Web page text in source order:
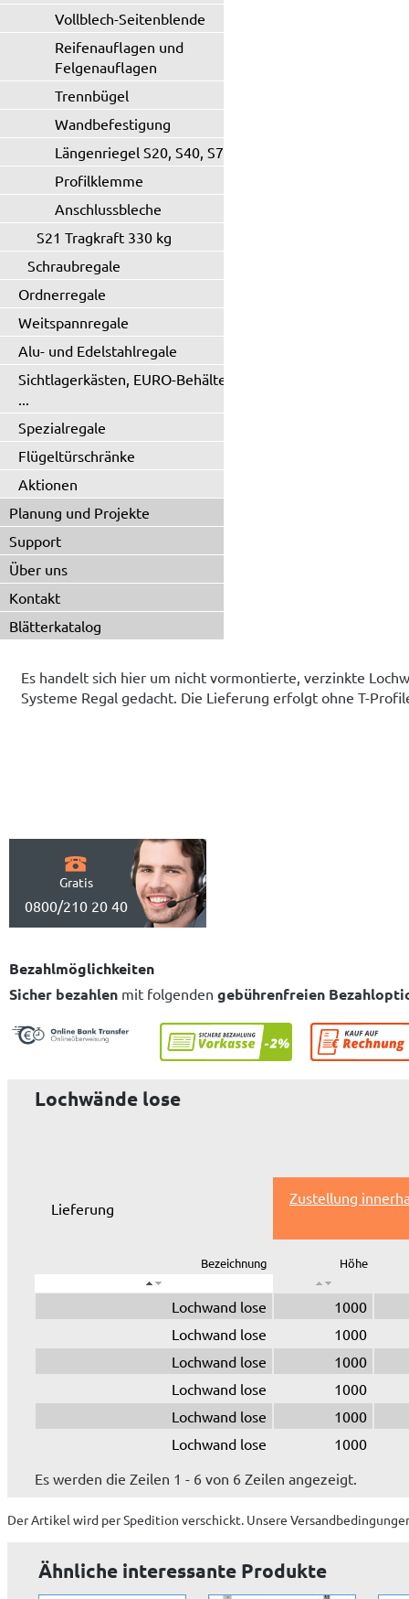
Vollblech-Seitenblende
Reifenauflagen und
Felgenauflagen
Trennbügel
Wandbefestigung
Längenriegel S20, S40, S71
Profilklemme
Anschlussbleche
S21 Tragkraft 330 kg
Schraubregale
Ordnerregale
Weitspannregale
Alu- und Edelstahlregale
Sichtlagerkästen, EURO-Behälter
...
Spezialregale
Flügeltürschränke
Aktionen
Planung und Projekte
Support
Über uns
Kontakt
Blätterkatalog
Es handelt sich hier um nicht vormontierte, verzinkte
Systeme Regal gedacht. Die Lieferung erfolgt ohne T-
Gratis
0800/210 20 40
Bezahlmöglichkeiten
Sicher bezahlen mit folgenden gebührenfreien
Lochwände lose
Lieferung
Zustellung
Bezeichnung Höhe
Lochwand lose
1000
Lochwand lose
1000
Lochwand lose
1000
Lochwand lose
1000
Lochwand lose
1000
Lochwand lose
1000
Es werden die Zeilen 1 - 6 von 6 Zeilen angezeigt.
Der Artikel wird per Spedition verschickt. Unsere
Ähnliche interessante Produkte